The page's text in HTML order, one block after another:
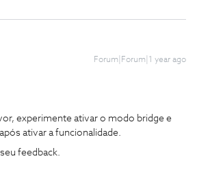
Forum|Forum|1 year ago
experimente ativar o modo bridge e
ativar a funcionalidade.
feedback.